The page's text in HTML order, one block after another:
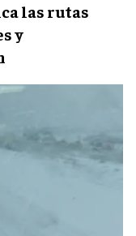
las rutas
y